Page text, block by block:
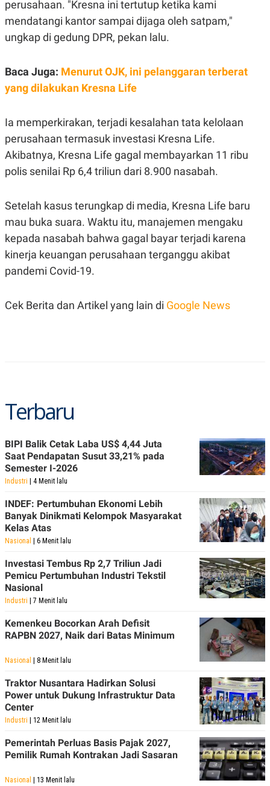
S
T
A
A
E
K
O
N
T
V
L
I
S
JARINGAN
K
N
T
A
N
C
E
M
P
E
S
S
R
L
S
E
A
N
C
E
T
A
K
J
A
I
T
E
N
P
A
P
R
D
V
E
R
T
S
I
N
G
G
M
E
I
I
D
SITEMAPPROFILETERM
OF
USE
PEDOMAN
perusahaan. "Kresna ini tertutup ketika kami
mendatangi kantor sampai dijaga oleh satpam,"
ungkap di gedung DPR, pekan lalu.
Baca Juga: Menurut OJK, ini pelanggaran terberat
yang dilakukan Kresna Life
Ia memperkirakan, terjadi kesalahan tata kelolaan
perusahaan termasuk investasi Kresna Life.
Akibatnya, Kresna Life gagal membayarkan 11 ribu
polis senilai Rp 6,4 triliun dari 8.900 nasabah.
Setelah kasus terungkap di media, Kresna Life baru
mau buka suara. Waktu itu, manajemen mengaku
kepada nasabah bahwa gagal bayar terjadi karena
kinerja keuangan perusahaan terganggu akibat
pandemi Covid-19.
Cek Berita dan Artikel yang lain di Google News
Terbaru
BIPI Balik Cetak Laba US$ 4,44 Juta
Saat Pendapatan Susut 33,21% pada
Semester I-2026
Industri | 4 Menit lalu
INDEF: Pertumbuhan Ekonomi Lebih
Banyak Dinikmati Kelompok Masyarakat
Kelas Atas
Nasional | 6 Menit lalu
Investasi Tembus Rp 2,7 Triliun Jadi
Pemicu Pertumbuhan Industri Tekstil
Nasional
Industri | 7 Menit lalu
Kemenkeu Bocorkan Arah Defisit
RAPBN 2027, Naik dari Batas Minimum
Nasional | 8 Menit lalu
Traktor Nusantara Hadirkan Solusi
Power untuk Dukung Infrastruktur Data
Center
Industri | 12 Menit lalu
Pemerintah Perluas Basis Pajak 2027,
Pemilik Rumah Kontrakan Jadi Sasaran
Nasional | 13 Menit lalu